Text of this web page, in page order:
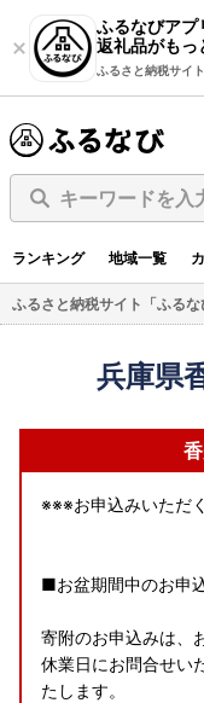
ふるなびアプ
返礼品がもっ
ふるさと納税サイ
キーワードを入
ランキング 地域一覧
ふるさと納税サイト「ふるな
兵庫県
※※※お申込みいただ
■お盆期間中のお申
寄附のお申込みは、
休業日にお問合せい
たします。